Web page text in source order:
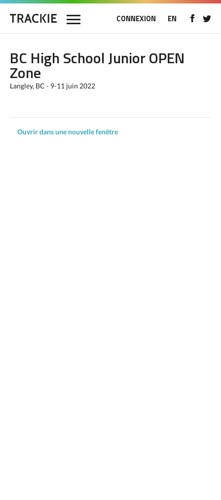
CONNEXION EN
BC High School Junior OPEN
Zone
Langley, BC - 9-11 juin 2022
Ouvrir dans une nouvelle fenêtre